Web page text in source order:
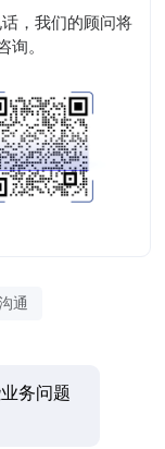
，我们的顾问将
。
通
务问题